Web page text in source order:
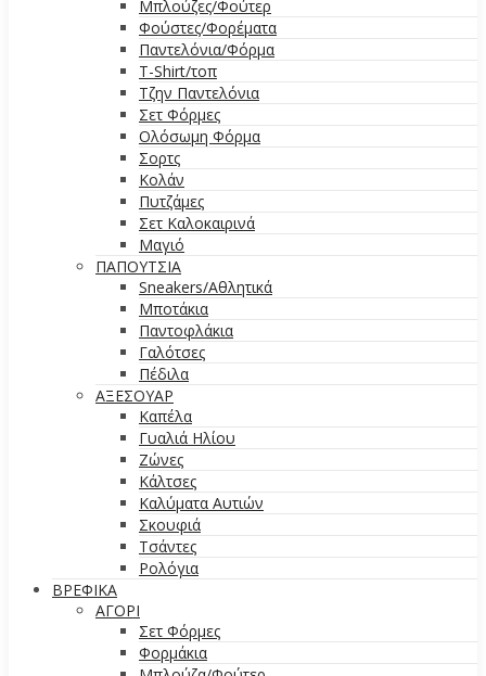
Μπλούζες/Φούτερ
Φούστες/Φορέματα
Παντελόνια/Φόρμα
T-Shirt/τοπ
Τζην Παντελόνια
Σετ Φόρμες
Ολόσωμη Φόρμα
Σορτς
Κολάν
Πυτζάμες
Σετ Καλοκαιρινά
Μαγιό
ΠΑΠΟΥΤΣΙΑ
Sneakers/Αθλητικά
Μποτάκια
Παντοφλάκια
Γαλότσες
Πέδιλα
ΑΞΕΣΟΥΑΡ
Καπέλα
Γυαλιά Ηλίου
Ζώνες
Κάλτσες
Καλύματα Αυτιών
Σκουφιά
Τσάντες
Ρολόγια
ΒΡΕΦΙΚΑ
ΑΓΟΡΙ
Σετ Φόρμες
Φορμάκια